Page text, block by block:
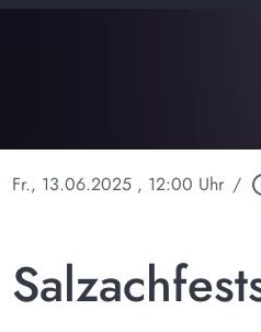
Fr., 13.06.2025 , 12:00 Uhr /